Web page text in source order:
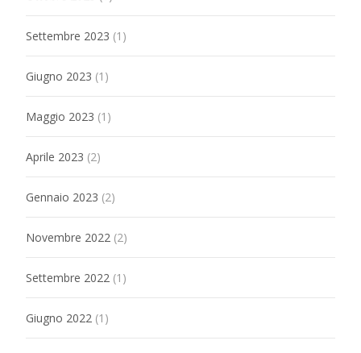
Settembre 2023 (1)
Giugno 2023 (1)
Maggio 2023 (1)
Aprile 2023 (2)
Gennaio 2023 (2)
Novembre 2022 (2)
Settembre 2022 (1)
Giugno 2022 (1)